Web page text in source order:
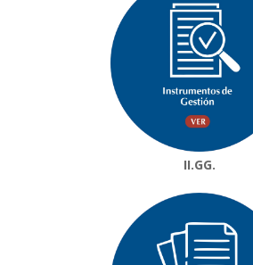
II.GG.